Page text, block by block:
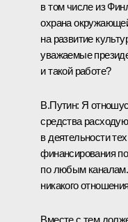
в том числе из
охрана
на развитие
уважаемые
и такой работе?
В.Путин: Я
средства
в деятельности
финансирования
по любым каналам.
никакого